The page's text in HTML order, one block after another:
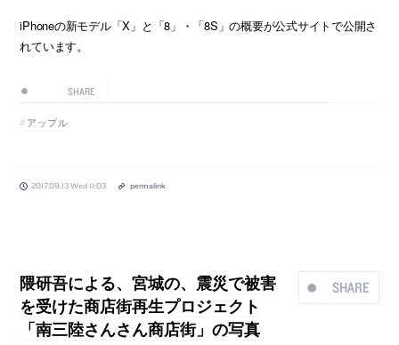
iPhoneの新モデル「X」と「8」・「8S」の概要が公式サイトで公開さ
れています。
SHARE
アップル
2017.09.13 Wed 11:03 permalink
SHARE
隈研吾による、宮城の、震災で被害
を受けた商店街再生プロジェクト
「南三陸さんさん商店街」の写真